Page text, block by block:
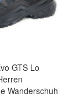
GTS Lo
Wanderschuh